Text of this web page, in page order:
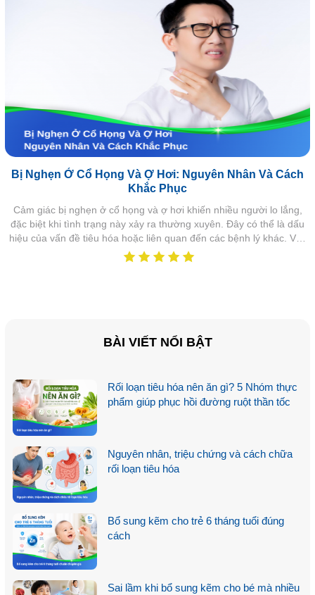
Bị Nghẹn Ở Cổ Họng Và Ợ Hơi: Nguyên Nhân Và Cách
Khắc Phục
Cảm giác bị nghẹn ở cổ họng và ợ hơi khiến nhiều người lo lắng,
đặc biệt khi tình trạng này xảy ra thường xuyên. Đây có thể là dấu
hiệu của vấn đề tiêu hóa hoặc liên quan đến các bệnh lý khác. Vậy
nguyên nhân nào gây ra nghẹn ợ hơi và cách xử lý ra sao?
BÀI VIẾT NỔI BẬT
Rối loạn tiêu hóa nên ăn gì? 5 Nhóm thực
phẩm giúp phục hồi đường ruột thần tốc
Nguyên nhân, triệu chứng và cách chữa
rối loạn tiêu hóa
Bổ sung kẽm cho trẻ 6 tháng tuổi đúng
cách
Sai lầm khi bổ sung kẽm cho bé mà nhiều